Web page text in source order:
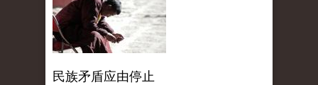
民族矛盾应由停止